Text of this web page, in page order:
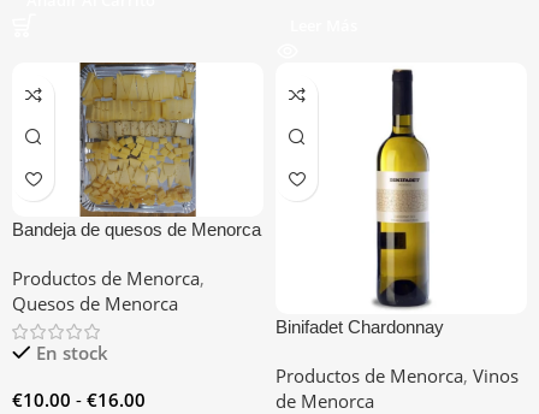
Bandeja de quesos de Menorca
Productos de Menorca,
Quesos de Menorca
En stock
€10.00 - €16.00
Binifadet Chardonnay
Productos de Menorca, Vinos
de Menorca